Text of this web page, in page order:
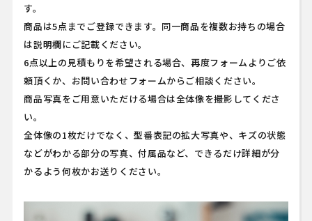
す。
商品は5点までご登録できます。同一商品を複数お持ちの場合
は説明欄にご記載ください。
6点以上の見積もりを希望される場合、再度フォームよりご依
頼頂くか、お問い合わせフォームからご相談ください。
商品写真をご用意いただける場合は全体像を撮影してくださ
い。
全体像の1枚だけでなく、型番表記の拡大写真や、キズの状態
などがわかる部分の写真、付属品など、できるだけ詳細が分
かるよう何枚かお送りください。